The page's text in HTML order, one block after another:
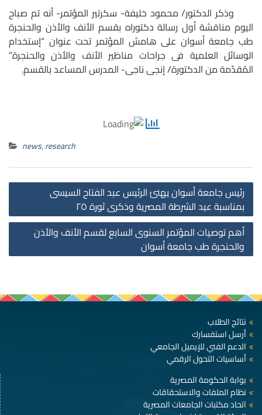
وذكر الدكتور/ محمود خليفة- سكرتير المؤتمر- أنه تم صباح
اليوم مناقشة أول رسالة دكتوراه بقسم الأنف والأذن والحنجرة
طب جامعة أسوان على هامش المؤتمر تحت عنوان “إستخدام
الوسائل العلمية فى جراحات مناظير الأنف والأذن والحنجرة”
المُقدّمة من الدكتورة/ إنجى ناجى- المدرس المساعد بالقسم.
news,research
رئيس جامعة أسوان يهنئ الرئيس عبد الفتاح السيسى
بمناسبة عيد الشرطة المصرية وذكرى ثورة ٢٥
أهم توصيات المؤتمر السنوى السابع لقسم الأنف والأذن
والحنجرة طب جامعة أسوان
نتائج الطلاب
أرسل استفسارك
الدعم الفني للإيميل الجامعي
أساسيات التحول الرقمي
بوابة الحكومة المصرية
نظام الملفات والاستحقاقات
اتحاد مكتبات الجامعات المصرية